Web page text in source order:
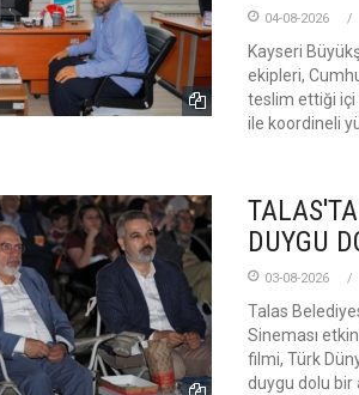
04-08-2026
Kayseri
ekipleri,
teslim ettiği içi
ile koordineli
DUYGU
03-08-2026
Talas
Sineması
filmi, Türk
duygu dolu bir